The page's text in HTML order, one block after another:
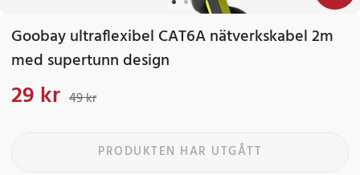
Goobay ultraflexibel CAT6A nätverkskabel 2m
med supertunn design
Nuvarande pris
29 kr 49 kr
PRODUKTEN HAR UTGÅTT